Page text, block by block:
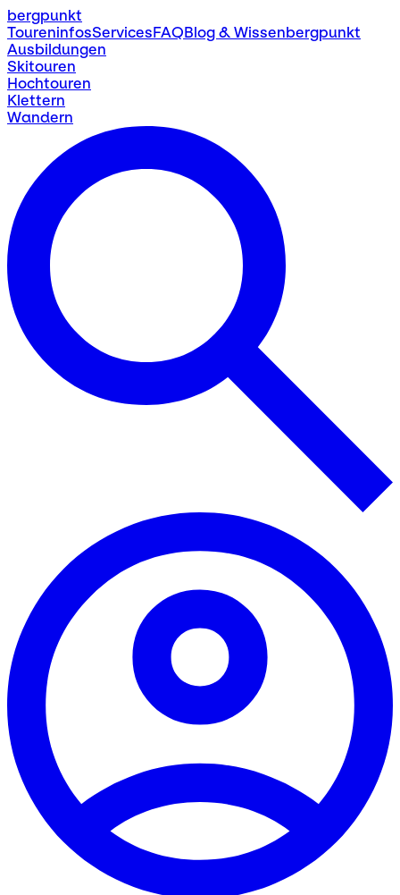
bergpunkt
ToureninfosServicesFAQBlog & Wissenbergpunkt
Ausbildungen
Skitouren
Hochtouren
Klettern
Wandern